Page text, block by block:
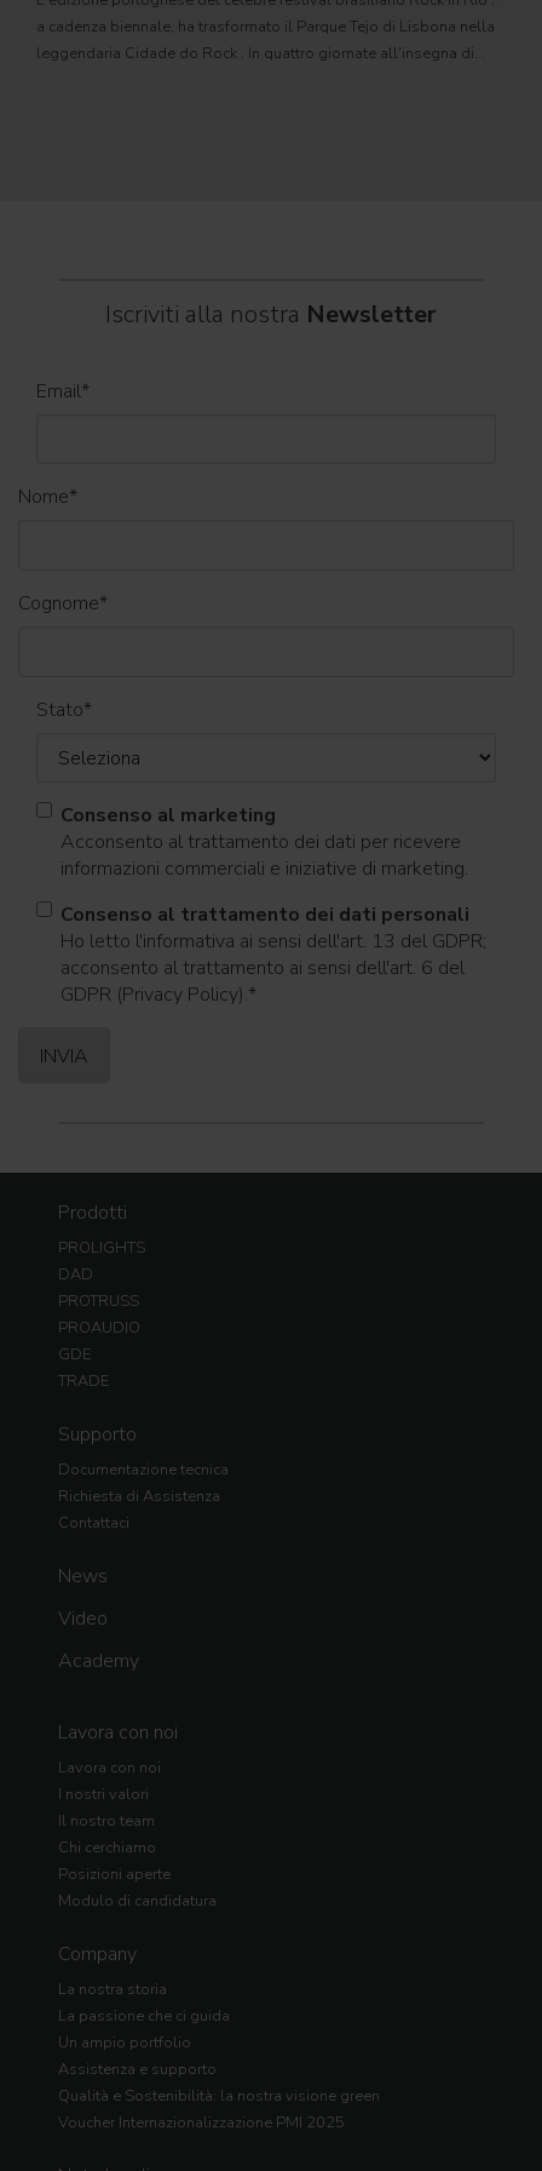
a cadenza biennale, ha trasformato il Parque Tejo di Lisbona nella
leggendaria Cidade do Rock . In quattro giornate all'insegna di
Iscriviti alla nostra Newsletter
Email*
Nome*
Cognome*
Stato*
Consenso al marketing
Acconsento al trattamento dei dati per ricevere
informazioni commerciali e iniziative di marketing.
Consenso al trattamento dei dati personali
Ho letto l'informativa ai sensi dell'art. 13 del GDPR;
acconsento al trattamento ai sensi dell'art. 6 del
GDPR (Privacy Policy).*
Prodotti
PROLIGHTS
DAD
PROTRUSS
PROAUDIO
GDE
TRADE
Supporto
Documentazione tecnica
Richiesta di Assistenza
Contattaci
News
Video
Academy
Lavora con noi
Lavora con noi
I nostri valori
Il nostro team
Chi cerchiamo
Posizioni aperte
Modulo di candidatura
Company
La nostra storia
La passione che ci guida
Un ampio portfolio
Assistenza e supporto
Qualità e Sostenibilità: la nostra visione green
Voucher Internazionalizzazione PMI 2025